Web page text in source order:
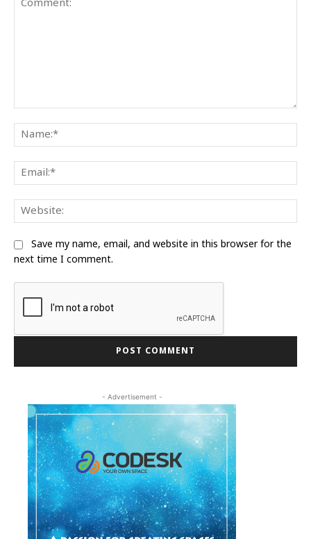
Save my name, email, and website in this browser for the
next time I comment.
- Advertisement -